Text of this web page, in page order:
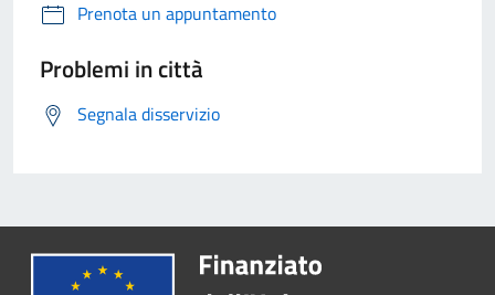
Prenota un appuntamento
Problemi in città
Segnala disservizio